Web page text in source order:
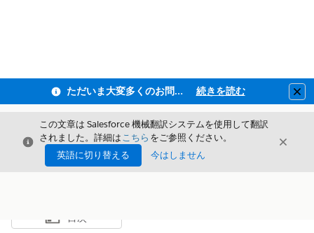
ただいま大変多くのお問い合わせをいただいており、ご連絡までにお時間を頂戴しております 続きを読む
閉じる
この文章は Salesforce 機械翻訳システムを使用して翻訳
されました。詳細はこちら をご参照ください。
英語に切り替える
今はしません
閉じる
目次を表示
目次